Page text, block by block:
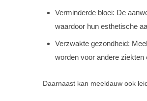
Verminderde bloei: De
waardoor hun esthetische
Verzwakte gezondheid:
worden voor andere ziekten
Daarnaast kan meeldauw ook